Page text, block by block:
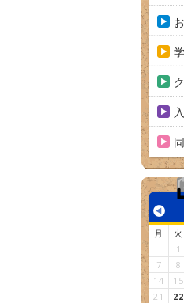
月 火
1
7
8
14
15
21
22